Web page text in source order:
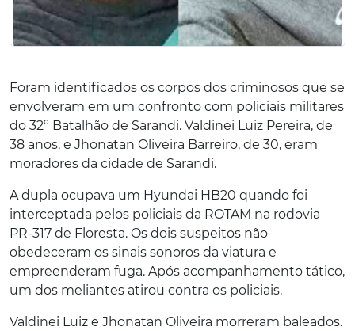
Foram identificados os corpos dos criminosos que se
envolveram em um confronto com policiais militares
do 32º Batalhão de Sarandi. Valdinei Luiz Pereira, de
38 anos, e Jhonatan Oliveira Barreiro, de 30, eram
moradores da cidade de Sarandi.
A dupla ocupava um Hyundai HB20 quando foi
interceptada pelos policiais da ROTAM na rodovia
PR-317 de Floresta. Os dois suspeitos não
obedeceram os sinais sonoros da viatura e
empreenderam fuga. Após acompanhamento tático,
um dos meliantes atirou contra os policiais.
Valdinei Luiz e Jhonatan Oliveira morreram baleados.